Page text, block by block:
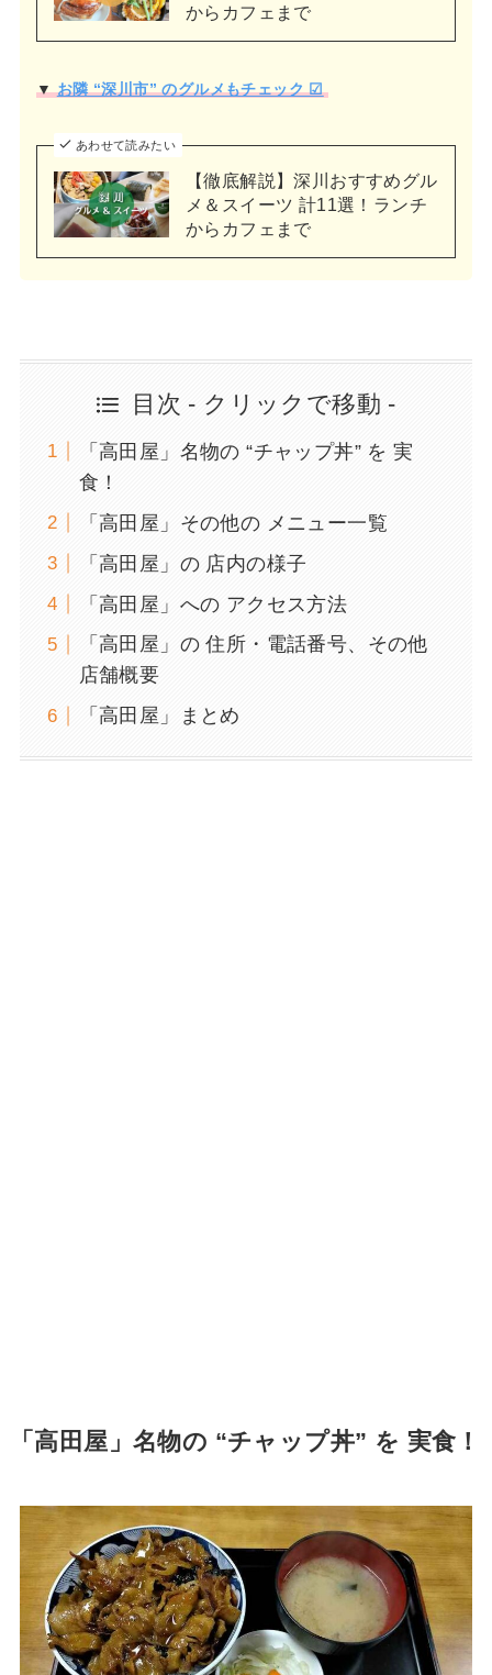
からカフェまで
▼お隣 “深川市” のグルメもチェック ☑
あわせて読みたい
【徹底解説】深川おすすめグル
メ＆スイーツ 計11選！ランチ
からカフェまで
目次 - クリックで移動 -
「高田屋」名物の “チャップ丼” を 実
食！
「高田屋」その他の メニュー一覧
「高田屋」の 店内の様子
「高田屋」への アクセス方法
「高田屋」の 住所・電話番号、その他
店舗概要
「高田屋」まとめ
「高田屋」名物の “チャップ丼” を 実食！